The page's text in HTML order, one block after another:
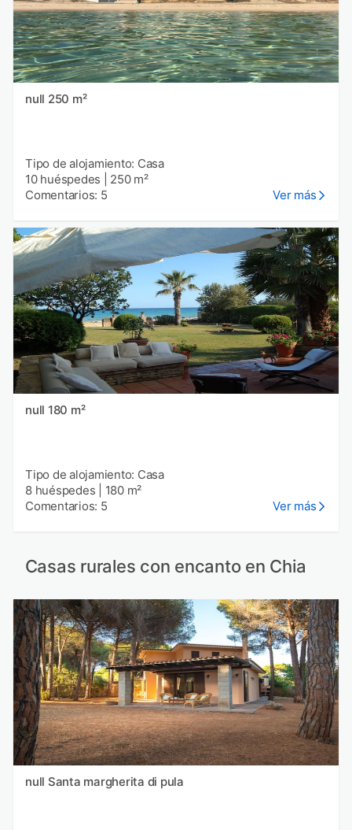
null 250 m²
Tipo de alojamiento: Casa
10 huéspedes
250 m²
Comentarios: 5
Ver más
null 180 m²
Tipo de alojamiento: Casa
8 huéspedes
180 m²
Comentarios: 5
Ver más
Casas rurales con encanto en Chia
null Santa margherita di pula